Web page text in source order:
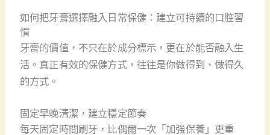
如何把牙膏選擇融入日常保健：建立可持續的口腔習
慣
牙膏的價值，不只在於成分標示，更在於能否融入生
活。真正有效的保健方式，往往是你做得到、做得久
的方式。
固定早晚清潔，建立穩定節奏
每天固定時間刷牙，比偶爾一次「加強保養」更重